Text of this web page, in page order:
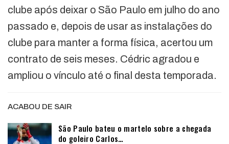
clube após deixar o São Paulo em julho do ano
passado e, depois de usar as instalações do
clube para manter a forma física, acertou um
contrato de seis meses. Cédric agradou e
ampliou o vínculo até o final desta temporada.
ACABOU DE SAIR
São Paulo bateu o martelo sobre a chegada
do goleiro Carlos…